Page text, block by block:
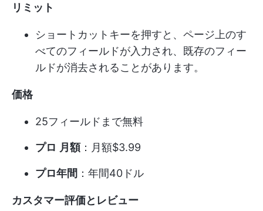
リミット
ショートカットキーを押すと、ページ上のす
べてのフィールドが入力され、既存のフィー
ルドが消去されることがあります。
価格
25フィールドまで無料
プロ 月額：月額$3.99
プロ年間 ：年間40ドル
カスタマー評価とレビュー